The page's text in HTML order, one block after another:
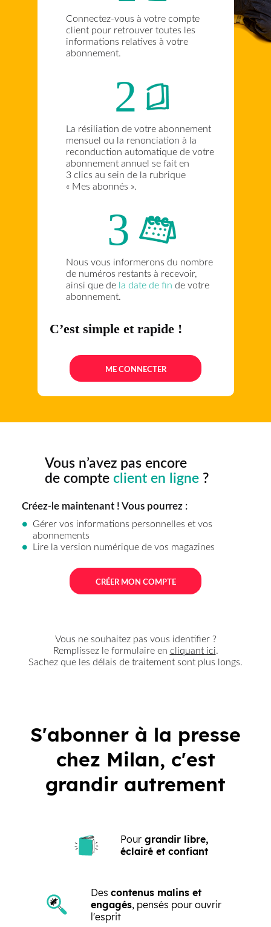
Vous allez nous manquer,
mais voici la marche à suivre :
1
Connectez-vous à votre
client pour retrouver
informations relatives à
abonnement.
2
La résiliation de votre
mensuel ou la
abonnement annuel se
« Mes abonnés ».
3
Nous vous informerons
abonnement.
ME CONNECTER
Vous n’avez pas
S'abonner à la presse
chez Milan, c'est
grandir autrement
Pour grandir libre,
éclairé et confiant
Des contenus malins et
engagés, pensés pour ouvrir
l'esprit